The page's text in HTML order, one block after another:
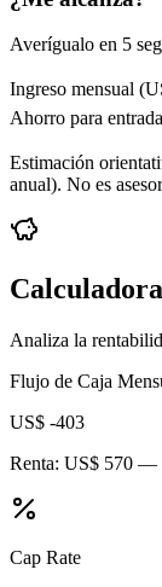
Averígualo en 5
Ingreso mensual (
Ahorro para
Estimación
anual). No es
Analiza la
Flujo de Caja
US$ -403
Renta: US$ 570 —
Cap Rate